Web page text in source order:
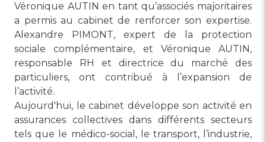
Véronique AUTIN en tant qu’associés majoritaires
a permis au cabinet de renforcer son expertise.
Alexandre PIMONT, expert de la protection
sociale complémentaire, et Véronique AUTIN,
responsable RH et directrice du marché des
particuliers, ont contribué à l’expansion de
l’activité.
Aujourd'hui, le cabinet développe son activité en
assurances collectives dans différents secteurs
tels que le médico-social, le transport, l’industrie,